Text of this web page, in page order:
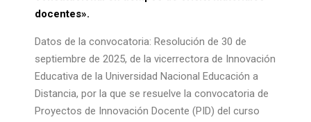
docentes».
Datos de la convocatoria: Resolución de 30 de
septiembre de 2025, de la vicerrectora de Innovación
Educativa de la Universidad Nacional Educación a
Distancia, por la que se resuelve la convocatoria de
Proyectos de Innovación Docente (PID) del curso